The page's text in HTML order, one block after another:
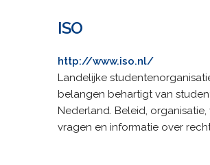
ISO
http://www.iso.nl/
Landelijke
belangen behartigt van
Nederland. Beleid,
vragen en informatie over